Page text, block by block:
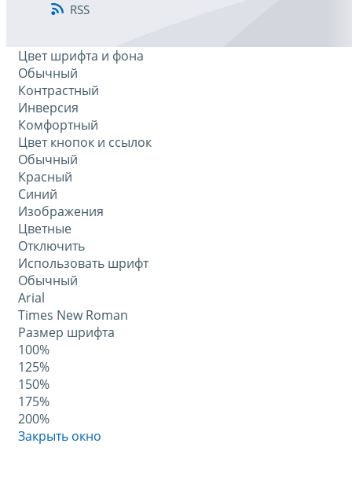
RSS
Цвет шрифта и фона
Обычный
Контрастный
Инверсия
Комфортный
Цвет кнопок и ссылок
Обычный
Красный
Синий
Изображения
Цветные
Отключить
Использовать шрифт
Обычный
Arial
Times New Roman
Размер шрифта
100%
125%
150%
175%
200%
Закрыть окно